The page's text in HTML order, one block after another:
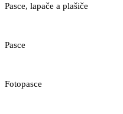
Pasce, lapače a plašiče
Pasce
Fotopasce